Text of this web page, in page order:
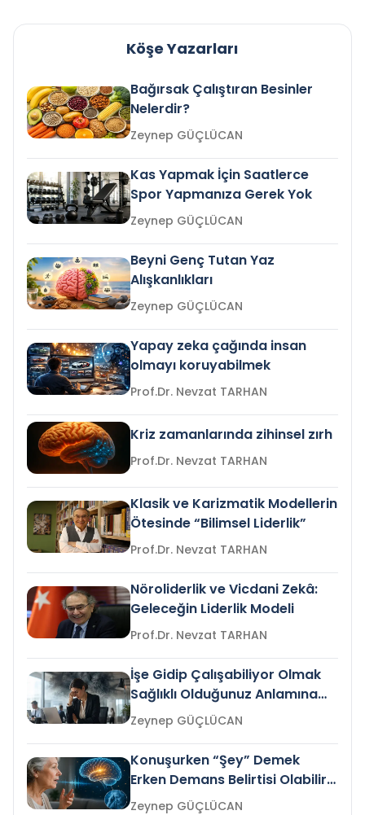
Köşe Yazarları
Bağırsak Çalıştıran Besinler
Nelerdir?
Zeynep GÜÇLÜCAN
Kas Yapmak İçin Saatlerce
Spor Yapmanıza Gerek Yok
Zeynep GÜÇLÜCAN
Beyni Genç Tutan Yaz
Alışkanlıkları
Zeynep GÜÇLÜCAN
Yapay zeka çağında insan
olmayı koruyabilmek
Prof.Dr. Nevzat TARHAN
Kriz zamanlarında zihinsel zırh
Prof.Dr. Nevzat TARHAN
Klasik ve Karizmatik Modellerin
Ötesinde “Bilimsel Liderlik”
Prof.Dr. Nevzat TARHAN
Nöroliderlik ve Vicdani Zekâ:
Geleceğin Liderlik Modeli
Prof.Dr. Nevzat TARHAN
İşe Gidip Çalışabiliyor Olmak
Sağlıklı Olduğunuz Anlamına
Gelir mi?Zeynep GÜÇLÜCAN
Konuşurken “Şey” Demek
Erken Demans Belirtisi Olabilir
mi?
Zeynep GÜÇLÜCAN